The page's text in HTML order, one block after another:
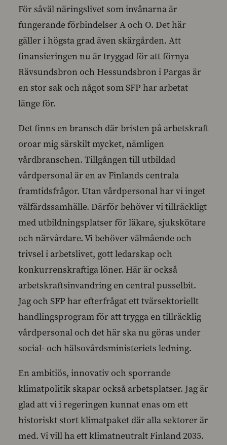
För såväl näringslivet som invånarna är
fungerande förbindelser A och O. Det här
gäller i högsta grad även skärgården. Att
finansieringen nu är tryggad för att förnya
Rävsundsbron och Hessundsbron i Pargas är
en stor sak och något som SFP har arbetat
länge för.
Det finns en bransch där bristen på arbetskraft
oroar mig särskilt mycket, nämligen
vårdbranschen. Tillgången till utbildad
vårdpersonal är en av Finlands centrala
framtidsfrågor. Utan vårdpersonal har vi inget
välfärdssamhälle. Därför behöver vi tillräckligt
med utbildningsplatser för läkare, sjukskötare
och närvårdare. Vi behöver välmående och
trivsel i arbetslivet, gott ledarskap och
konkurrenskraftiga löner. Här är också
arbetskraftsinvandring en central pusselbit.
Jag och SFP har efterfrågat ett tvärsektoriellt
handlingsprogram för att trygga en tillräcklig
vårdpersonal och det här ska nu göras under
social- och hälsovårdsministeriets ledning.
En ambitiös, innovativ och sporrande
klimatpolitik skapar också arbetsplatser. Jag är
glad att vi i regeringen kunnat enas om ett
historiskt stort klimatpaket där alla sektorer är
med. Vi vill ha ett klimatneutralt Finland 2035.